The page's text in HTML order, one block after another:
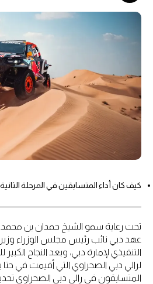
كيف كان أداء المتسابقين في المرحلة
تحت رعاية سمو الشيخ حمدان بن محمد
عهد دبي نائب رئيس مجلس الوزراء
التنفيذي لإمارة دبي، وبعد النجاح الكبير
لرالي دبي الصحراوي التي أقيمت في
المتسابقون في رالي دبي الصحراوي